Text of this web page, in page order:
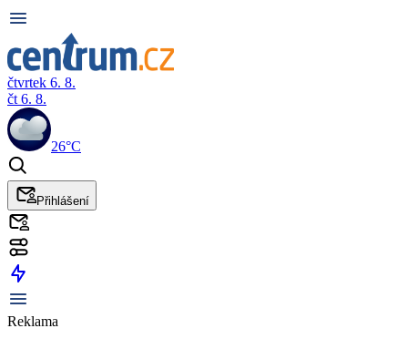
čtvrtek 6. 8.
čt 6. 8.
26°C
Přihlášení
Reklama